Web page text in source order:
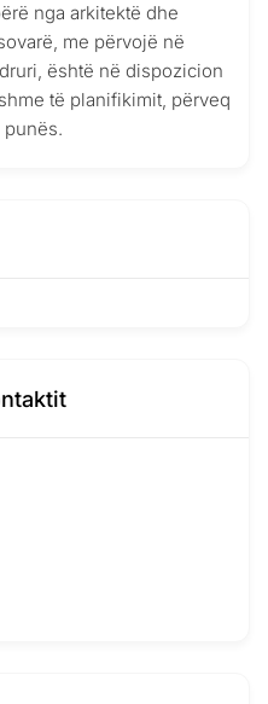
nga arkitektë dhe
me përvojë në
është në dispozicion
të planifikimit, përveq